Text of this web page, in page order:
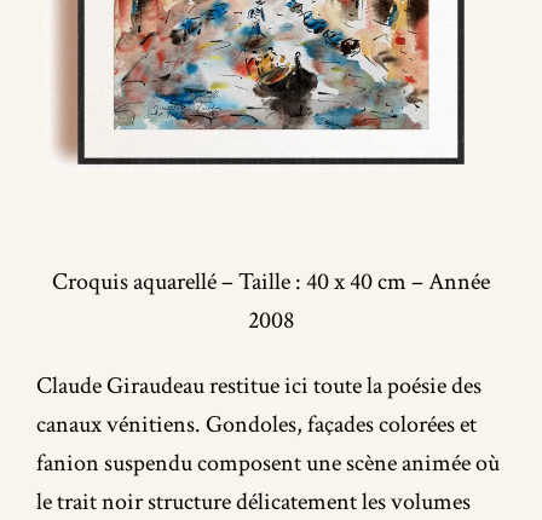
Croquis aquarellé – Taille : 40 x 40 cm – Année
2008
Claude Giraudeau restitue ici toute la poésie des
canaux vénitiens. Gondoles, façades colorées et
fanion suspendu composent une scène animée où
le trait noir structure délicatement les volumes